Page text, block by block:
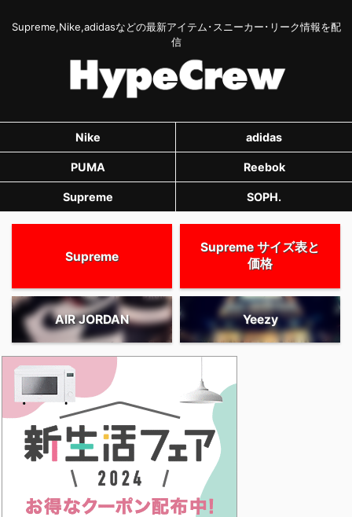
Supreme,Nike,adidasなどの最新アイテム･スニーカー･リーク情報を配
信
Nike adidas
PUMA Reebok
Supreme SOPH.
Supreme
Supreme サイズ表と
価格
AIR JORDAN Yeezy